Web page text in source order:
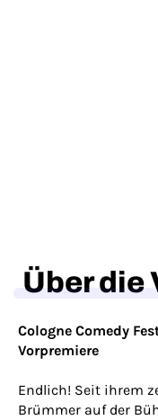
Über die
Cologne Comedy
Vorpremiere
Endlich! Seit ihrem
Brümmer auf der